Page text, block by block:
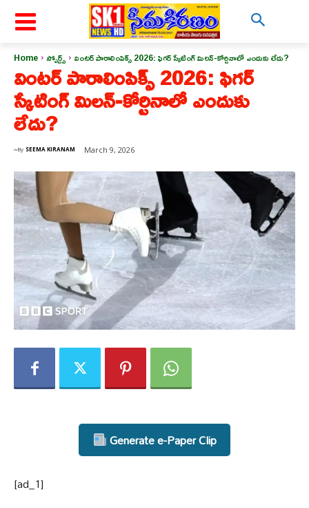
Home స్పోర్ట్స్ వింటర్ పారాలింపిక్స్ 2026: ఫిగర్ స్కేటింగ్ మిలన్-కోర్టినాలో ఎందుకు లేదు?
వింటర్ పారాలింపిక్స్ 2026: ఫిగర్
స్కేటింగ్ మిలన్-కోర్టినాలో ఎందుకు
లేదు?
By SEEMA KIRANAM March 9, 2026
Generate e-Paper Clip
[ad_1]